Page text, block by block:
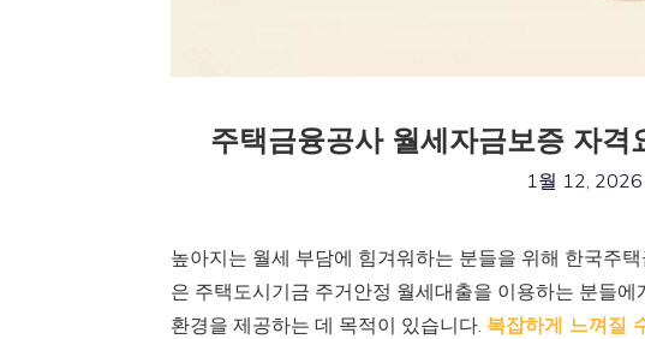
주택금융공사 월세자금보증 자
1월 12, 2026
높아지는 월세 부담에 힘겨워하는 분들을 위해 한국주
은 주택도시기금 주거안정 월세대출을 이용하는 분들
환경을 제공하는 데 목적이 있습니다. 복잡하게 느껴질